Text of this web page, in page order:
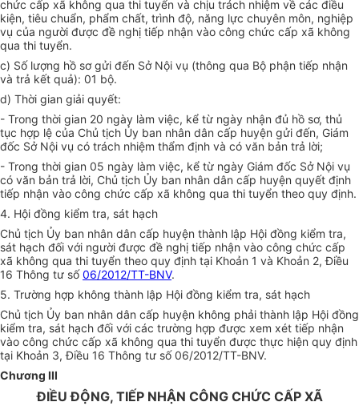
chức cấp xã không qua thi tuyển và chịu trách nhiệm về các điều
kiện, tiêu chuẩn, phẩm chất, trình độ, năng lực chuyên môn, nghiệp
vụ của người được đề nghị tiếp nhận vào công chức cấp xã không
qua thi tuyển.
c) Số lượng hồ sơ gửi đến Sở Nội vụ (thông qua Bộ phận tiếp nhận
và trả kết quả): 01 bộ.
d) Thời gian giải quyết:
- Trong thời gian 20 ngày làm việc, kể từ ngày nhận đủ hồ sơ, thủ
tục hợp lệ của Chủ tịch Ủy ban nhân dân cấp huyện gửi đến, Giám
đốc Sở Nội vụ có trách nhiệm thẩm định và có văn bản trả lời;
- Trong thời gian 05 ngày làm việc, kể từ ngày Giám đốc Sở Nội vụ
có văn bản trả lời, Chủ tịch Ủy ban nhân dân cấp huyện quyết định
tiếp nhận vào công chức cấp xã không qua thi tuyển theo quy định.
4. Hội đồng kiểm tra, sát hạch
Chủ tịch Ủy ban nhân dân cấp huyện thành lập Hội đồng kiểm tra,
sát hạch đối với người được đề nghị tiếp nhận vào công chức cấp
xã không qua thi tuyển theo quy định tại Khoản 1 và Khoản 2, Điều
16 Thông tư số06/2012/TT-BNV.
5. Trường hợp không thành lập Hội đồng kiểm tra, sát hạch
Chủ tịch Ủy ban nhân dân cấp huyện không phải thành lập Hội đồng
kiểm tra, sát hạch đối với các trường hợp được xem xét tiếp nhận
vào công chức cấp xã không qua thi tuyển được thực hiện quy định
tại Khoản 3, Điều 16 Thông tư số 06/2012/TT-BNV.
Chương III
ĐIỀU ĐỘNG, TIẾP NHẬN CÔNG CHỨC CẤP XÃ